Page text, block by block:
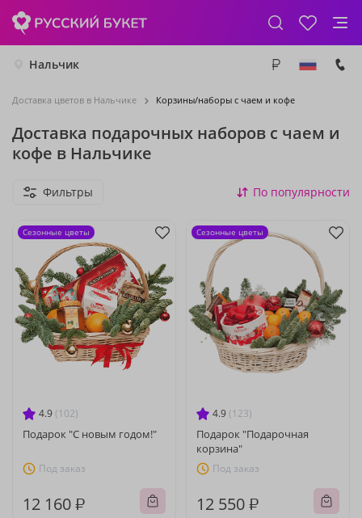
Нальчик
Доставка цветов в Нальчике Корзины/наборы с чаем и кофе
Доставка подарочных наборов с чаем и
кофе в Нальчике
Фильтры По популярности
4.9 (102)
Подарок "С новым годом!"
Под заказ
12 160 ₽
Сезонные цветы
4.9 (123)
Подарок "Подарочная
корзина"
Под заказ
12 550 ₽
Сезонные цветы